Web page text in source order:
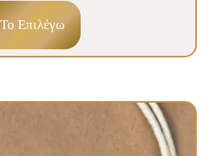
To Επιλέγω